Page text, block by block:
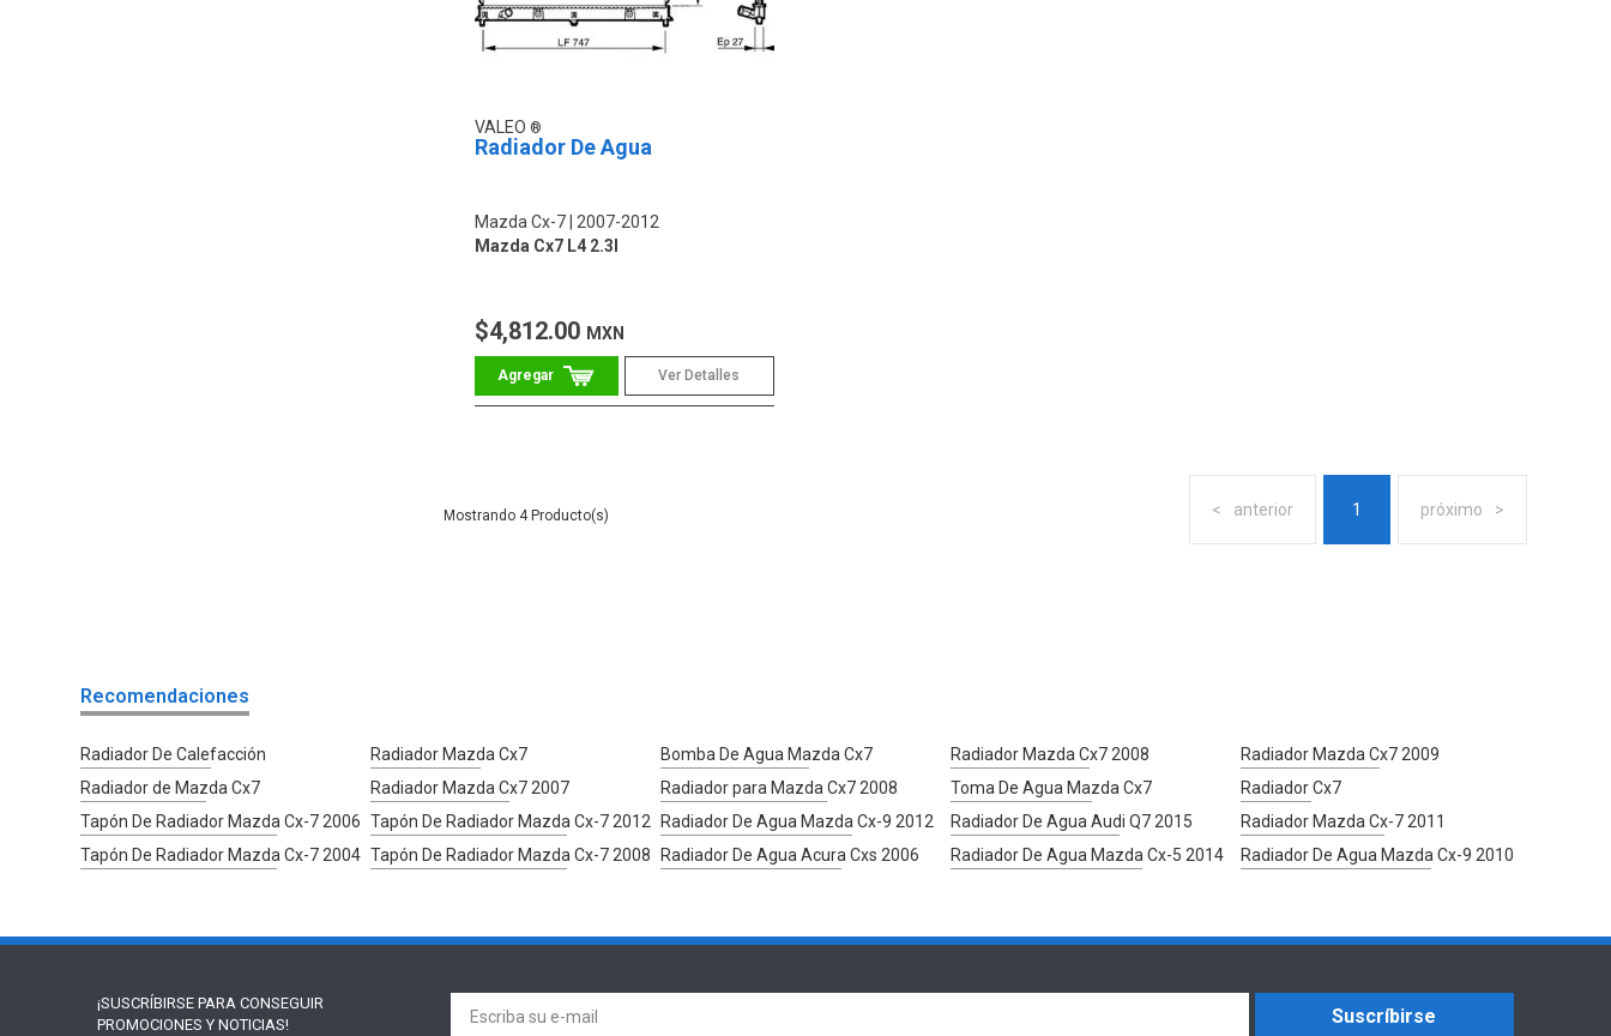
VALEO
Radiador De Agua
Mazda Cx-7 2007-2012
Mazda Cx7 L4 2.3l
$4,812.00 MXN
Ver Detalles
anterior 1 próximo
4
Recomendaciones
Radiador De Calefacción Radiador Mazda Cx7 Bomba De Agua Mazda Cx7 Radiador Mazda Cx7 2008
Radiador Mazda Cx7 2009
Radiador de Mazda Cx7
Radiador Mazda Cx7 2007 Radiador para Mazda Cx7 2008 Toma De Agua Mazda Cx7
Radiador Cx7
Tapón De Radiador Mazda Cx-7 2006 Tapón De Radiador Mazda Cx-7 2012 Radiador De Agua Mazda Cx-9 2012 Radiador De Agua Audi Q7 2015
Radiador Mazda Cx-7 2011
Tapón De Radiador Mazda Cx-7 2004 Tapón De Radiador Mazda Cx-7 2008 Radiador De Agua Acura Cxs 2006 Radiador De Agua Mazda Cx-5 2014 Radiador De Agua Mazda Cx-9 2010
¡SUSCRÍBIRSE PARA CONSEGUIR
PROMOCIONES Y NOTICIAS!
Suscríbirse